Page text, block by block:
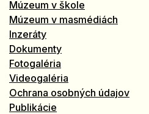
Múzeum v škole
Múzeum v masmédiách
Inzeráty
Dokumenty
Fotogaléria
Videogaléria
Ochrana osobných údajov
Publikácie